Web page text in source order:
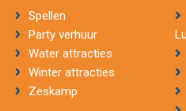
Spellen
Party verhuur
Water attracties
Winter attracties
Zeskamp